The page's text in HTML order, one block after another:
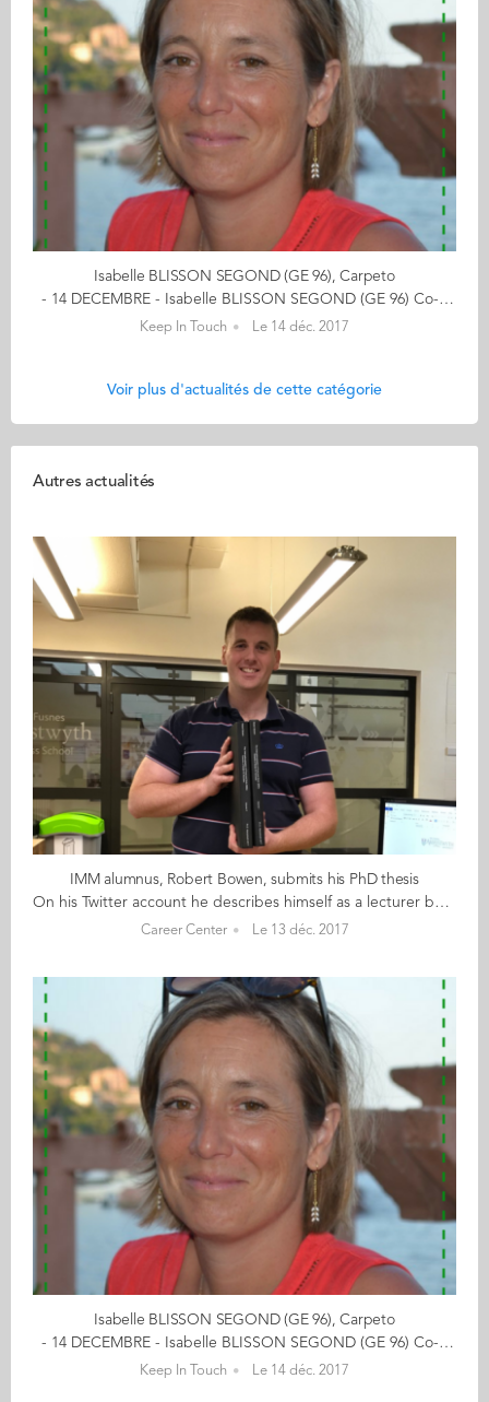
Isabelle BLISSON SEGOND (GE 96), Carpeto
- 14 DECEMBRE - Isabelle BLISSON SEGOND (GE 96) Co-fondatrice de CARPETO Offrez à vos enfants des tapis de jeux en cliquant ici De l'automobile aux tapis de jeu : itinéraire d'une maman comblée ! Fraichement sortie d'Audencia en 1996 avec l'envie d'avoir une expérience professionnelle à l'étranger, j'ai mis le cap sur l'Allemagne puis le Royaume Uni, chez Valeo, en tant que Chef de Produit Embrayages. 2 ans plus tard, la CCI du Havre m'ouvre ses portes pour prendre en charge la communication de l'aéroport et des ponts de Normandie et Tancarville. Les années passant, 4 petites têtes plus ou moins blondes ont vu le jour et j'ai découvert de nouvelles occupations : jouer aux playmobils, aux légos, construire des tours en Kapla, passer des heures à construire puis à déconstruire des univers ... et me voilà en Bretagne, aux pays des korrigans ! Après une expérience de 3 années dans l'enseignement, je me suis lancée dans l'aventure Carpeto, avec le désir de proposer aux enfants des décors de jeux, leur permettant d'inventer des histoires pour leurs figurines préférées (legos, playmos, ...), et de stimuler leur imagination ! Avec des designs esthétiques et épurés, une matière novatrice, nos tapis de jeu ont très vite rencontré un vif succès auprès des enfants et de leurs parents, ainsi que des professionnels de l'enfance (écoles, crèches, cabinets médicaux). De mon côté, je découvre les joies de l'entreprenariat et ses challenges au quotidien dans une ambiance "start-up"! << (re)découvrez l'ensemble de votre CALENDRIER DE L'AVENT ici >> Découvrez les entreprises des entrepreneurs ici...
Keep In Touch Le 14 déc. 2017
Voir plus d'actualités de cette catégorie
Autres actualités
IMM alumnus, Robert Bowen, submits his PhD thesis
On his Twitter account he describes himself as a lecturer but also as a researcher on “food and drink SMEs and place-based marketing, a linguist and a touch rugby player/referee.” Robert Bowen, IMM 12, has just submitted his PhD thesis to Aberystwyth University in Wales. His field of study is international entrepreneurship and his PhD focuses on a comparative study of the internationalisation of food and drink SMEs in Wales and Brittany. Robert first came to Nantes in 2004 as an Erasmus student from Cardiff University in Wales. “Nantes has a strong connection with Cardiff” he says “it was logical to go there”. He stayed in Nantes for 7 years, teaching English at the university and the chamber of commerce, before enrolling on the IMM programme at Audencia. While studying at Audencia, Robert’s interest for entrepreneurship defined itself and became the driver for his next career move, a PhD. “After my IMM, I went back to Wales and started teaching and research for my PhD at Aberystwyth.” 4 years, 85,166 words and 404 pages later, his PhD became a reality. “It’s opened up new opportunities for me” Robert says. “I have a new position as Lecturer at Swansea University and my connection with Audencia came full circle when I was invited back to the school to teach a course on marketing to students of the IMM programme.” Congratulations Robert for reaching this milestone. We are looking forward to hearing that you have successfully defended your thesis (January/February 2018) and to seeing you soon in the classrooms of Audencia!
Career Center Le 13 déc. 2017
Isabelle BLISSON SEGOND (GE 96), Carpeto
- 14 DECEMBRE - Isabelle BLISSON SEGOND (GE 96) Co-fondatrice de CARPETO Offrez à vos enfants des tapis de jeux en cliquant ici De l'automobile aux tapis de jeu : itinéraire d'une maman comblée ! Fraichement sortie d'Audencia en 1996 avec l'envie d'avoir une expérience professionnelle à l'étranger, j'ai mis le cap sur l'Allemagne puis le Royaume Uni, chez Valeo, en tant que Chef de Produit Embrayages. 2 ans plus tard, la CCI du Havre m'ouvre ses portes pour prendre en charge la communication de l'aéroport et des ponts de Normandie et Tancarville. Les années passant, 4 petites têtes plus ou moins blondes ont vu le jour et j'ai découvert de nouvelles occupations : jouer aux playmobils, aux légos, construire des tours en Kapla, passer des heures à construire puis à déconstruire des univers ... et me voilà en Bretagne, aux pays des korrigans ! Après une expérience de 3 années dans l'enseignement, je me suis lancée dans l'aventure Carpeto, avec le désir de proposer aux enfants des décors de jeux, leur permettant d'inventer des histoires pour leurs figurines préférées (legos, playmos, ...), et de stimuler leur imagination ! Avec des designs esthétiques et épurés, une matière novatrice, nos tapis de jeu ont très vite rencontré un vif succès auprès des enfants et de leurs parents, ainsi que des professionnels de l'enfance (écoles, crèches, cabinets médicaux). De mon côté, je découvre les joies de l'entreprenariat et ses challenges au quotidien dans une ambiance "start-up"! << (re)découvrez l'ensemble de votre CALENDRIER DE L'AVENT ici >> Découvrez les entreprises des entrepreneurs ici...
Keep In Touch Le 14 déc. 2017